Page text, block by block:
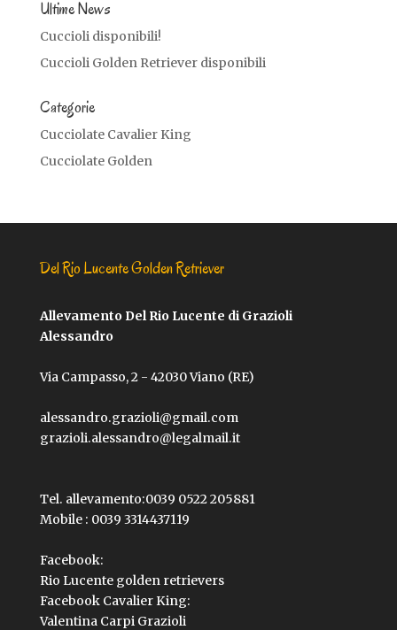
Ultime News
Cuccioli disponibili!
Cuccioli Golden Retriever disponibili
Categorie
Cucciolate Cavalier King
Cucciolate Golden
Del Rio Lucente Golden Retriever
Allevamento Del Rio Lucente di Grazioli
Alessandro
Via Campasso, 2 - 42030 Viano (RE)
alessandro.grazioli@gmail.com
grazioli.alessandro@legalmail.it
Tel. allevamento:0039 0522 205881
Mobile : 0039 3314437119
Facebook:
Rio Lucente golden retrievers
Facebook Cavalier King:
Valentina Carpi Grazioli